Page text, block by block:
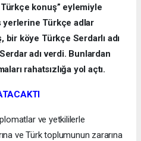
konuş” eylemiyle
Türkçe adlar
bir köye Türkçe Serdarlı adı
adı verdi. Bunlardan
rahatsızlığa yol açtı.
ve yetkililerle
ve Türk toplumunun zararına